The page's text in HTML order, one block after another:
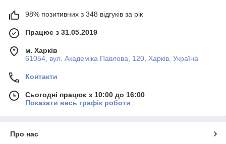
98% позитивних з 348 відгуків за рік
Працює з 31.05.2019
м. Харків
61054, вул. Академіка Павлова, 120, Харків, Україна
Контакти
Сьогодні працює з 10:00 до 16:00
Показати весь графік роботи
Про нас